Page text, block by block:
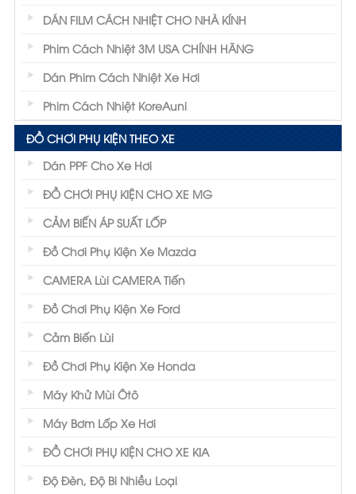
DÁN FILM CÁCH NHIỆT CHO NHÀ KÍNH
Phim Cách Nhiệt 3M USA CHÍNH HÃNG
Dán Phim Cách Nhiệt Xe Hơi
Phim Cách Nhiệt KoreAuni
ĐỒ CHƠI PHỤ KIỆN THEO XE
Dán PPF Cho Xe Hơi
ĐỒ CHƠI PHỤ KIỆN CHO XE MG
CẢM BIẾN ÁP SUẤT LỐP
Đồ Chơi Phụ Kiện Xe Mazda
CAMERA Lùi CAMERA Tiến
Đồ Chơi Phụ Kiện Xe Ford
Cảm Biến Lùi
Đồ Chơi Phụ Kiện Xe Honda
Máy Khử Mùi Ôtô
Máy Bơm Lốp Xe Hơi
ĐỒ CHƠI PHỤ KIỆN CHO XE KIA
Độ Đèn, Độ Bi Nhiều Loại